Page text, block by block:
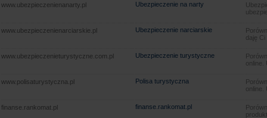
www.ubezpieczenienanarty.pl Ubezpieczenie na narty
www.ubezpieczenienarciarskie.pl Ubezpieczenie narciarskie
daję
www.ubezpieczenieturystyczne.com.pl Ubezpieczenie turystyczne
www.polisaturystyczna.pl Polisa turystyczna
finanse.rankomat.pl finanse.rankomat.pl